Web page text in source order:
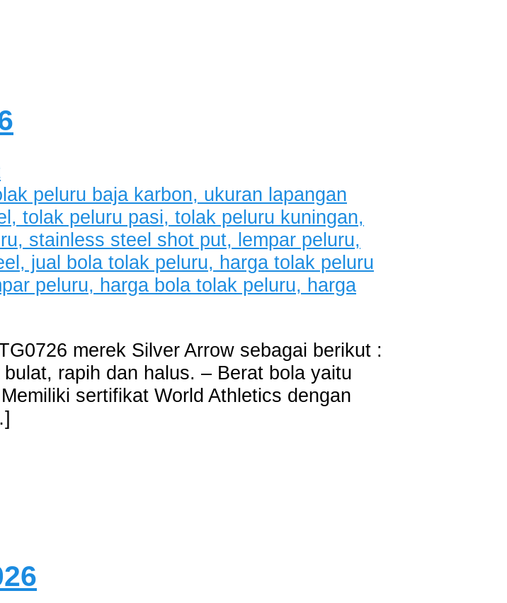
merek Silver Arrow sebagai berikut :
rapih dan halus. – Berat bola yaitu
sertifikat World Athletics dengan